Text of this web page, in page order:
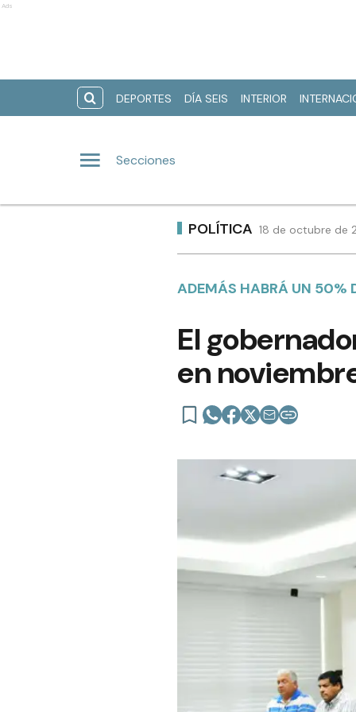
Ads
DEPORTES DÍA SEIS INTERIOR
Secciones
POLÍTICA 18 de octubre de
ADEMÁS HABRÁ UN 50%
El
en